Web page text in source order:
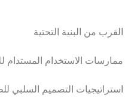
القرب من البنية التحتية
ممارسات الاستخدام المستدام
استراتيجيات التصميم السلبي